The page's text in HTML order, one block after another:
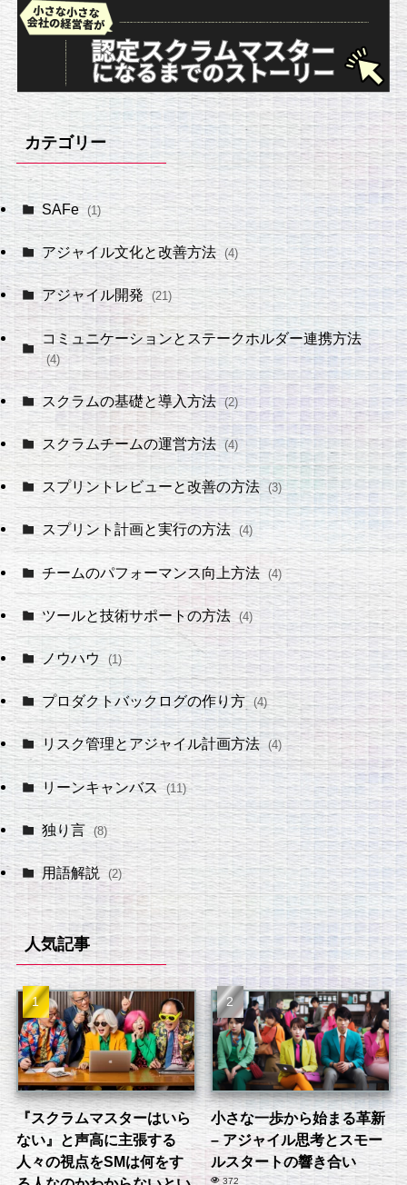
カテゴリー
SAFe (1)
アジャイル文化と改善方法 (4)
アジャイル開発 (21)
コミュニケーションとステークホルダー連携方法
(4)
スクラムの基礎と導入方法 (2)
スクラムチームの運営方法 (4)
スプリントレビューと改善の方法 (3)
スプリント計画と実行の方法 (4)
チームのパフォーマンス向上方法 (4)
ツールと技術サポートの方法 (4)
ノウハウ (1)
プロダクトバックログの作り方 (4)
リスク管理とアジャイル計画方法 (4)
リーンキャンバス (11)
独り言 (8)
用語解説 (2)
人気記事
『スクラムマスターはいら
ない』と声高に主張する
人々の視点をSMは何をす
小さな一歩から始まる革新
– アジャイル思考とスモー
ルスタートの響き合い
372